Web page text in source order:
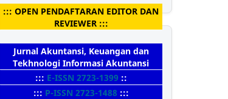
::: OPEN PENDAFTARAN EDITOR DAN
REVIEWER :::
Jurnal Akuntansi, Keuangan dan
Tekhnologi Informasi Akuntansi
::: E-ISSN 2723-1399 ::
::: P-ISSN 2723-1488 :::